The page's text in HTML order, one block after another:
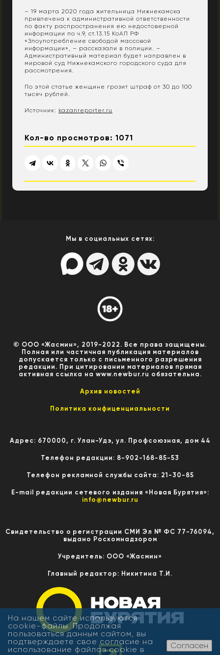
– 19 марта 2020 года жительница Нижнекамска
привлечена к административной ответственности
по факту распространения ею недостоверной
информации по ч.9, ст.13.15 КоАП РФ
«Злоупотребление свободой массовой
информации», – рассказали в полиции. –
Административный материал будет направлен в
мировой суд Нижнекамского городского суда для
рассмотрения.
По этой статье женщине грозит штраф от 30 до 100
тысяч рублей.
Источник: kazanreporter.ru
Кол-во просмотров: 1071
Мы в социальных сетях:
© ООО «Жасмин», 2019-2022. Все права защищены.
Полная или частичная публикация материалов
допускается только с письменного разрешения
редакции. При цитировании материалов прямая
активная ссылка на www.newbur.ru обязательна.
Архив новостей
Политика конфиценциальности
Адрес: 670000, г. Улан-Удэ, ул. Профсоюзная, дом 44
Телефон редакции: 8-902-168-85-53
Телефон рекламной службы сайта: 21-30-85
E-mail редакции сетевого издания «Новая Бурятия»:
info@newbur.ru
Свидетельство о регистрации СМИ Эл № ФС 77-76094,
выдано Роскомнадзором
Учредитель: ООО «Жасмин»
Главный редактор: Никитина Т.И.
На нашем сайте используются
cookie-файлы. Продолжая
пользоваться данным сайтом, вы
подтверждаете свое согласие на
использование файлов cookie в
Согласен